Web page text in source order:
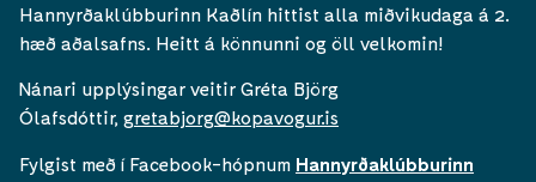
Hannyrðaklúbburinn Kaðlín hittist alla miðvikudaga á 2.
hæð aðalsafns. Heitt á könnunni og öll velkomin!
Nánari upplýsingar veitir Gréta Björg
Ólafsdóttir, gretabjorg@kopavogur.is
Fylgist með í Facebook-hópnum Hannyrðaklúbburinn